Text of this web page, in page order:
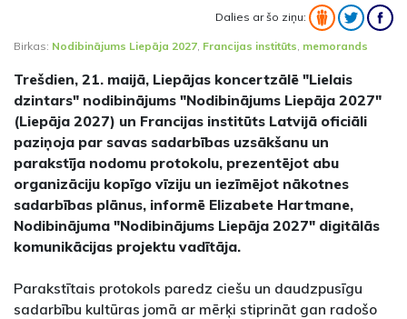
Dalies ar šo ziņu:
Birkas: Nodibinājums Liepāja 2027 Francijas institūts memorands
Trešdien, 21. maijā, Liepājas koncertzālē "Lielais
dzintars" nodibinājums "Nodibinājums Liepāja 2027"
(Liepāja 2027) un Francijas institūts Latvijā oficiāli
paziņoja par savas sadarbības uzsākšanu un
parakstīja nodomu protokolu, prezentējot abu
organizāciju kopīgo vīziju un iezīmējot nākotnes
sadarbības plānus, informē Elizabete Hartmane,
Nodibinājuma "Nodibinājums Liepāja 2027" digitālās
komunikācijas projektu vadītāja.
Parakstītais protokols paredz ciešu un daudzpusīgu
sadarbību kultūras jomā ar mērķi stiprināt gan radošo